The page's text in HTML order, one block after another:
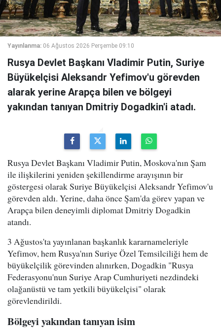
Yayınlanma: 06 Ağustos 2026 Perşembe 09:10
Rusya Devlet Başkanı Vladimir Putin, Suriye
Büyükelçisi Aleksandr Yefimov'u görevden
alarak yerine Arapça bilen ve bölgeyi
yakından tanıyan Dmitriy Dogadkin'i atadı.
Rusya Devlet Başkanı Vladimir Putin, Moskova'nın Şam
ile ilişkilerini yeniden şekillendirme arayışının bir
göstergesi olarak Suriye Büyükelçisi Aleksandr Yefimov'u
görevden aldı. Yerine, daha önce Şam'da görev yapan ve
Arapça bilen deneyimli diplomat Dmitriy Dogadkin
atandı.
3 Ağustos'ta yayınlanan başkanlık kararnameleriyle
Yefimov, hem Rusya'nın Suriye Özel Temsilciliği hem de
büyükelçilik görevinden alınırken, Dogadkin "Rusya
Federasyonu'nun Suriye Arap Cumhuriyeti nezdindeki
olağanüstü ve tam yetkili büyükelçisi" olarak
görevlendirildi.
Bölgeyi yakından tanıyan isim